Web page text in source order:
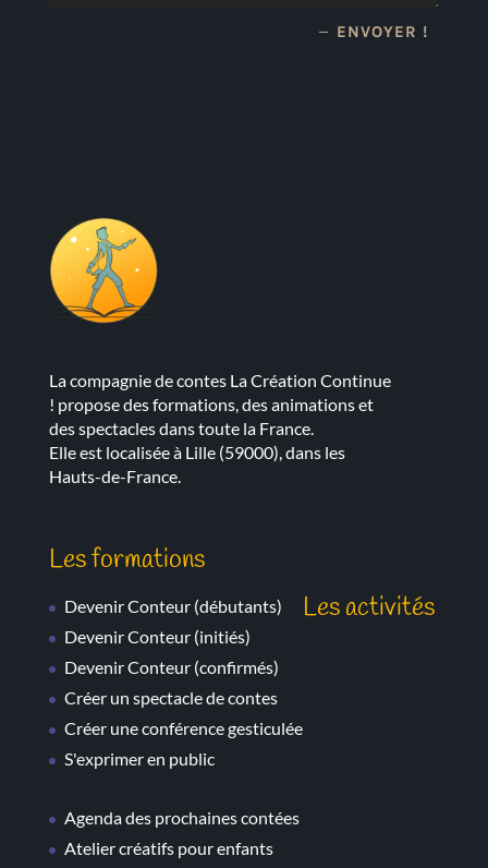
ENVOYER !
La compagnie de contes La Création Continue
! propose des formations, des animations et
des spectacles dans toute la France.
Elle est localisée à Lille (59000), dans les
Hauts-de-France.
Les formations
Devenir Conteur(débutants)
Devenir Conteur(initiés)
Devenir Conteur(confirmés)
Créer un spectacle de contes
Créer une conférence gesticulée
S'exprimer en public
Les activités
Agenda des prochaines contées
Atelier créatifs pour enfants